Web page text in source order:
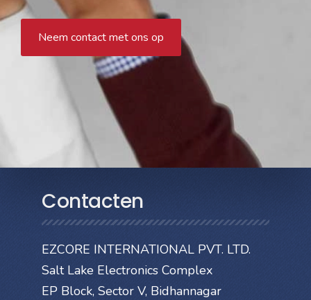
Neem contact met ons op
Contacten
EZCORE INTERNATIONAL PVT. LTD.
Salt Lake Electronics Complex
EP Block, Sector V, Bidhannagar